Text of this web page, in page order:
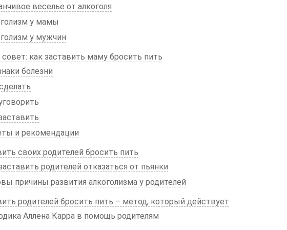
веселье от алкоголя
у мамы
у мужчин
как заставить маму бросить пить
болезни
и рекомендации
своих родителей бросить пить
родителей отказаться от пьянки
причины развития алкоголизма у родителей
родителей бросить пить – метод, который действует
Аллена Карра в помощь родителям